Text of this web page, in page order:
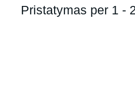
Pristatymas per 1 -